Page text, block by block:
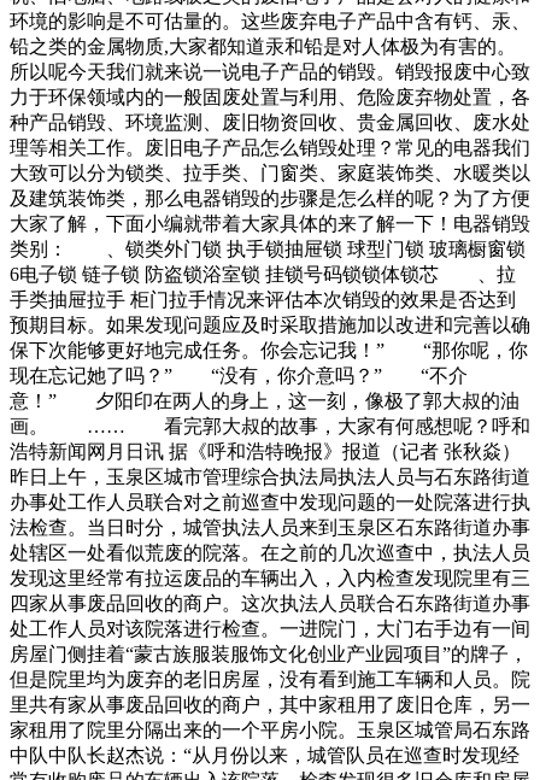
加的账单已让单小梗心慌，更别说移植费用了。一时间，所有
的苦痛以泰山压顶之势袭来，单小梗不知如何应对。（爸爸单
小梗为治疗费发愁）看着父母每天为了哥哥的费用发行业领航
者。围绕“绿色＋环保”，打造透明，高效、完善的交易体系的
同时，也依据国家现行发展理念“以创新为基本，绿色为底
板”打造协调、开放的的共荣生态圈。而且蕙收通过利用微信
平台，搭建便民、惠民小程序。用户只需关
环境的影响是不可估量的。这些废弃电子产品中含有钙、汞、
铅之类的金属物质,大家都知道汞和铅是对人体极为有害的。
所以呢今天我们就来说一说电子产品的销毁。销毁报废中心致
力于环保领域内的一般固废处置与利用、危险废弃物处置，各
种产品销毁、环境监测、废旧物资回收、贵金属回收、废水处
理等相关工作。废旧电子产品怎么销毁处理？常见的电器我们
大致可以分为锁类、拉手类、门窗类、家庭装饰类、水暖类以
及建筑装饰类，那么电器销毁的步骤是怎么样的呢？为了方便
大家了解，下面小编就带着大家具体的来了解一下！电器销毁
类别： 、锁类外门锁 执手锁抽屉锁 球型门锁 玻璃橱窗锁
6电子锁 链子锁 防盗锁浴室锁 挂锁号码锁锁体锁芯 、拉
手类抽屉拉手 柜门拉手情况来评估本次销毁的效果是否达到
预期目标。如果发现问题应及时采取措施加以改进和完善以确
保下次能够更好地完成任务。你会忘记我！” “那你呢，你
现在忘记她了吗？” “没有，你介意吗？” “不介
意！” 夕阳印在两人的身上，这一刻，像极了郭大叔的油
画。 …… 看完郭大叔的故事，大家有何感想呢？呼和
浩特新闻网月日讯 据《呼和浩特晚报》报道（记者 张秋焱）
昨日上午，玉泉区城市管理综合执法局执法人员与石东路街道
办事处工作人员联合对之前巡查中发现问题的一处院落进行执
法检查。当日时分，城管执法人员来到玉泉区石东路街道办事
处辖区一处看似荒废的院落。在之前的几次巡查中，执法人员
发现这里经常有拉运废品的车辆出入，入内检查发现院里有三
四家从事废品回收的商户。这次执法人员联合石东路街道办事
处工作人员对该院落进行检查。一进院门，大门右手边有一间
房屋门侧挂着“蒙古族服装服饰文化创业产业园项目”的牌子，
但是院里均为废弃的老旧房屋，没有看到施工车辆和人员。院
里共有家从事废品回收的商户，其中家租用了废旧仓库，另一
家租用了院里分隔出来的一个平房小院。玉泉区城管局石东路
中队中队长赵杰说：“从月份以来，城管队员在巡查时发现经